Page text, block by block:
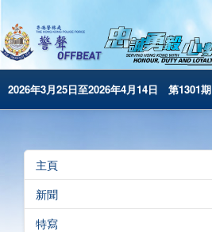
2026年3月25日至2026年4月14日 第1301期
昔日警聲
警務處主頁
简体版
主頁
新聞
特寫